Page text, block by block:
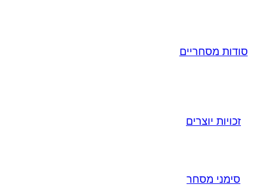
סודות מסחריים
זכויות יוצרים
סימני מסחר